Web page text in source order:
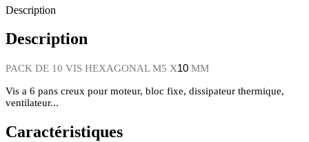
Description
Description
PACK DE 10 VIS HEXAGONAL M5 X10 MM
Vis a 6 pans creux pour moteur, bloc fixe, dissipateur thermique,
ventilateur...
Caractéristiques